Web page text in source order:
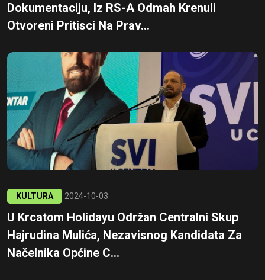
Dokumentaciju, Iz RS-A Odmah Krenuli
Otvoreni Pritisci Na Prav...
KULTURA 2024-10-03
U Krcatom Holidayu Održan Centralni Skup
Hajrudina Mulića, Nezavisnog Kandidata Za
Načelnika Općine C...